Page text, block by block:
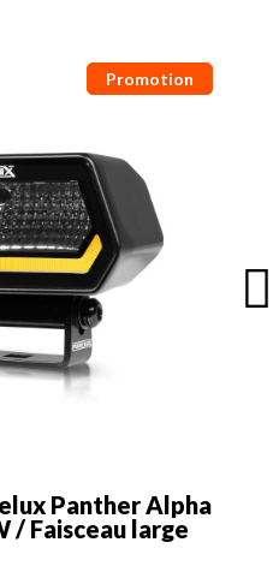
Promotion
Panther Alpha
/ Faisceau large